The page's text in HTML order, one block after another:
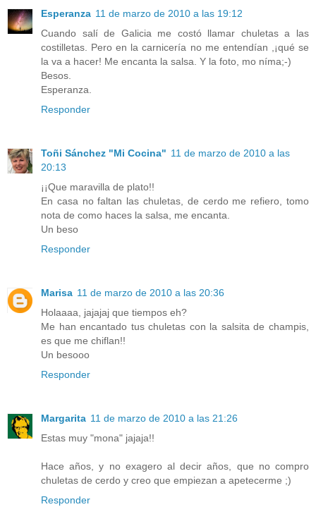
Esperanza 11 de marzo de 2010 a las 19:12
Cuando salí de Galicia me costó llamar chuletas a las
costilletas. Pero en la carnicería no me entendían ,¡qué se
la va a hacer! Me encanta la salsa. Y la foto, mo níma;-)
Besos.
Esperanza.
Responder
Toñi Sánchez "Mi Cocina" 11 de marzo de 2010 a las
20:13
¡¡Que maravilla de plato!!
En casa no faltan las chuletas, de cerdo me refiero, tomo
nota de como haces la salsa, me encanta.
Un beso
Responder
Marisa 11 de marzo de 2010 a las 20:36
Holaaaa, jajajaj que tiempos eh?
Me han encantado tus chuletas con la salsita de champis,
es que me chiflan!!
Un besooo
Responder
Margarita 11 de marzo de 2010 a las 21:26
Estas muy "mona" jajaja!!
Hace años, y no exagero al decir años, que no compro
chuletas de cerdo y creo que empiezan a apetecerme ;)
Responder